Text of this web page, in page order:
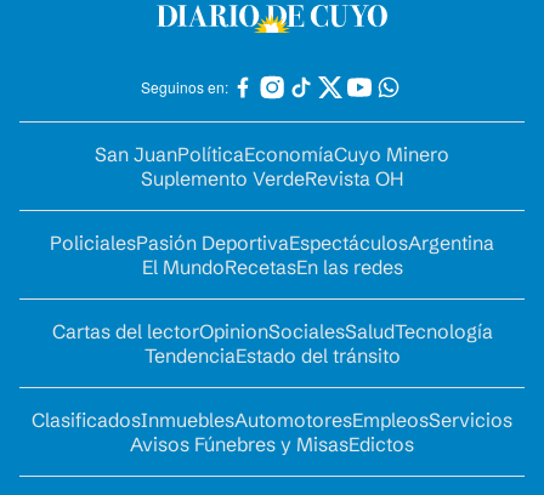
Seguinos en:
San JuanPolíticaEconomíaCuyo Minero
Suplemento VerdeRevista OH
PolicialesPasión DeportivaEspectáculosArgentina
El MundoRecetasEn las redes
Cartas del lectorOpinionSocialesSaludTecnología
TendenciaEstado del tránsito
ClasificadosInmueblesAutomotoresEmpleosServicios
Avisos Fúnebres y MisasEdictos